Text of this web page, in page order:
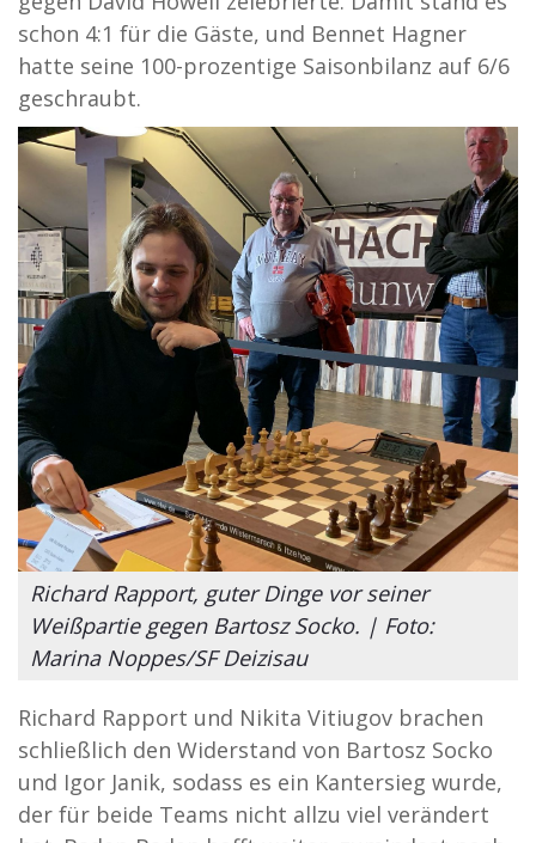
schon 4:1 für die Gäste, und Bennet Hagner
hatte seine 100-prozentige Saisonbilanz auf 6/6
geschraubt.
Richard Rapport, guter Dinge vor seiner
Weißpartie gegen Bartosz Socko. | Foto:
Marina Noppes/SF Deizisau
Richard Rapport und Nikita Vitiugov brachen
schließlich den Widerstand von Bartosz Socko
und Igor Janik, sodass es ein Kantersieg wurde,
der für beide Teams nicht allzu viel verändert